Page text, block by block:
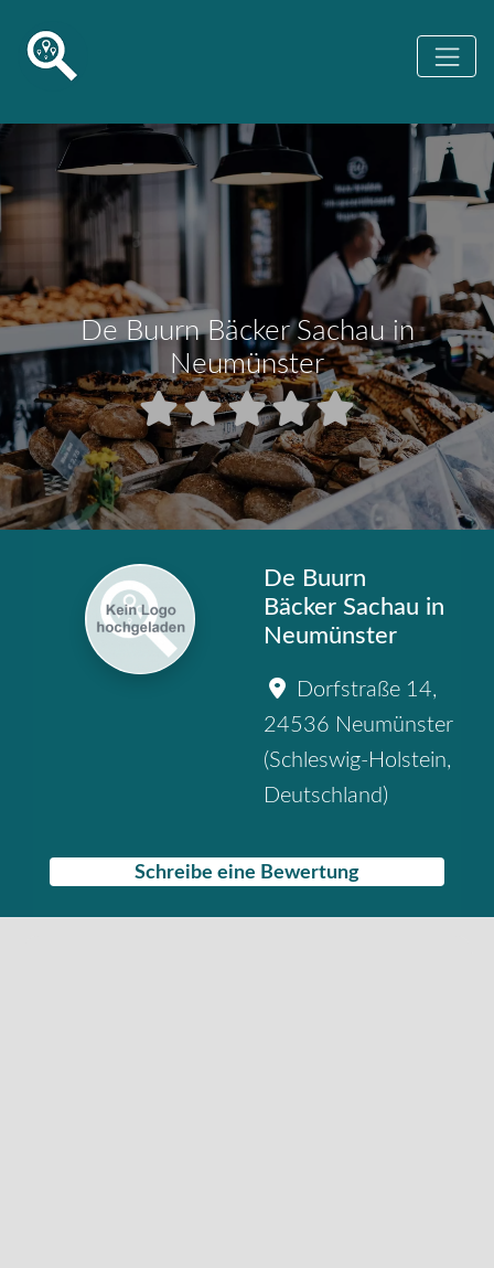
De Buurn Bäcker Sachau in
Neumünster
De Buurn
Bäcker Sachau in
Neumünster
Dorfstraße 14,
24536 Neumünster
(Schleswig-Holstein,
Deutschland)
Schreibe eine Bewertung